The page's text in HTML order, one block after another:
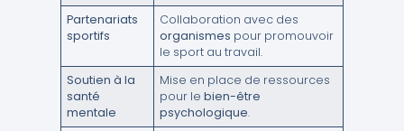
Partenariats
sportifs
Collaboration avec des
organismes pour promouvoir
le sport au travail.
Soutien à la
santé
mentale
Mise en place de ressources
pour lebien-être
psychologique.